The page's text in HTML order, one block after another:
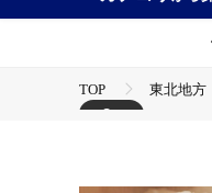
TOP 東北地方
+3